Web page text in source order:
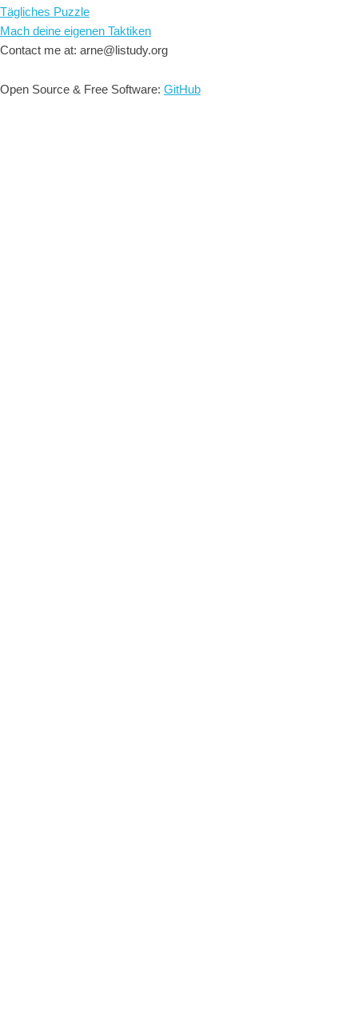
Tägliches Puzzle
Mach deine eigenen Taktiken
Contact me at: arne@listudy.org
Open Source & Free Software: GitHub